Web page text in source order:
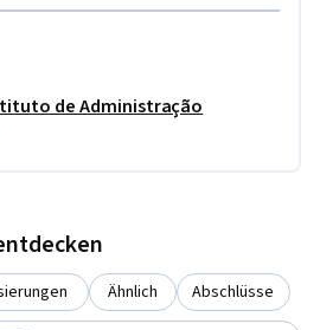
de Administração
Ähnlich Abschlüsse